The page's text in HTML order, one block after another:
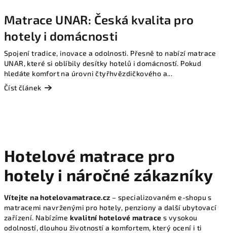
Matrace UNAR: Česká kvalita pro
hotely i domácnosti
Spojení tradice, inovace a odolnosti. Přesně to nabízí matrace
UNAR, které si oblíbily desítky hotelů i domácností. Pokud
hledáte komfort na úrovni čtyřhvězdičkového a...
Číst článek
Hotelové matrace pro
hotely i náročné zákazníky
Vítejte na hotelovamatrace.cz – specializovaném e-shopu s
matracemi navrženými pro hotely, penziony a další ubytovací
zařízení. Nabízíme kvalitní hotelové matrace s vysokou
odolností, dlouhou životností a komfortem, který ocení i ti